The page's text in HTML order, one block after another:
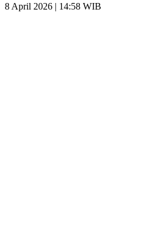
8 April 2026 | 14:58 WIB